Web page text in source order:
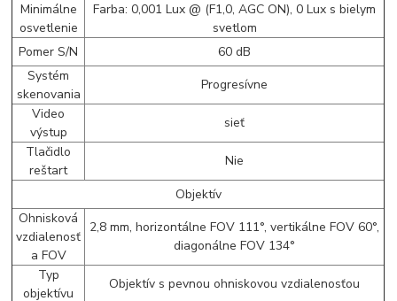
Minimálne
osvetlenie
Farba: 0,001 Lux @ (F1,0, AGC ON), 0 Lux s bielym
svetlom
Pomer S/N
60 dB
Systém
skenovania
Progresívne
Video
výstup
sieť
Tlačidlo
reštart
Nie
Objektív
Ohnisková
vzdialenosť
a FOV
2,8 mm, horizontálne FOV 111°, vertikálne FOV 60°,
diagonálne FOV 134°
Typ
objektívu
Objektív s pevnou ohniskovou vzdialenosťou